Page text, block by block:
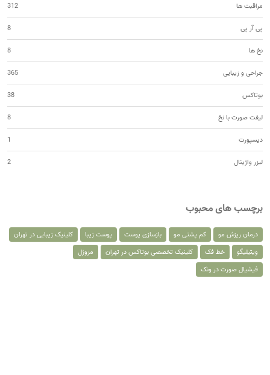
مراقبت ها 312
پی آر پی 8
نخ ها 8
جراحی و زیبایی 365
بوتاکس 38
لیفت صورت با نخ 8
دیسپورت 1
لیزر واژینال 2
برچسب های محبوب
درمان ریزش مو کم پشتی مو بازسازی پوست پوست زیبا
کلینیک زیبایی در تهران
ویتیلیگو
خط فک کلینیک تخصصی بوتاکس در تهران
مزوژل
فیشیال صورت در ونک